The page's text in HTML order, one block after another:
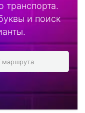
транспорта.
и поиск